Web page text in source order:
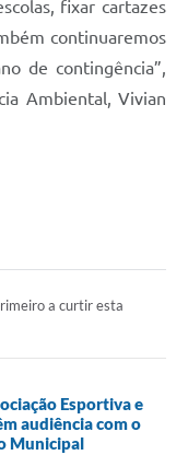
fixar cartazes
continuaremos
de contingência”,
Ambiental, Vivian
a curtir esta
Esportiva e
audiência com o
Municipal